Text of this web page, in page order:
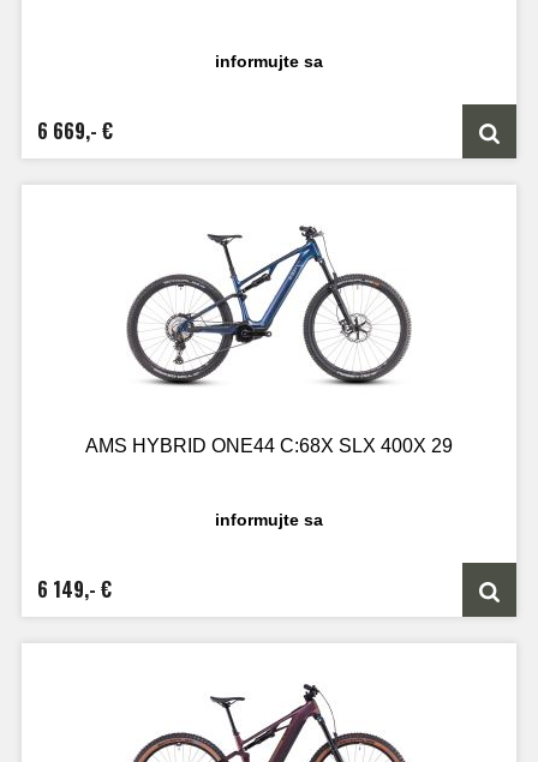
informujte sa
6 669,- €
AMS HYBRID ONE44 C:68X SLX 400X 29
informujte sa
6 149,- €